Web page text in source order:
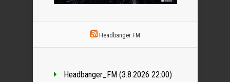
Headbanger FM
Headbanger_FM (3.8.2026 22:00)